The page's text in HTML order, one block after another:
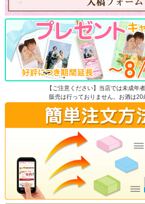
【ご注意ください】当店では未成年
販売は行っておりません。お酒は20